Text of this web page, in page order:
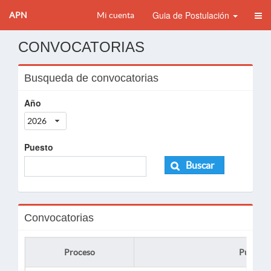
APN Mi cuenta Guia de Postulación
CONVOCATORIAS
Busqueda de convocatorias
Año
2026
Puesto
Buscar
Convocatorias
Proceso Puesto